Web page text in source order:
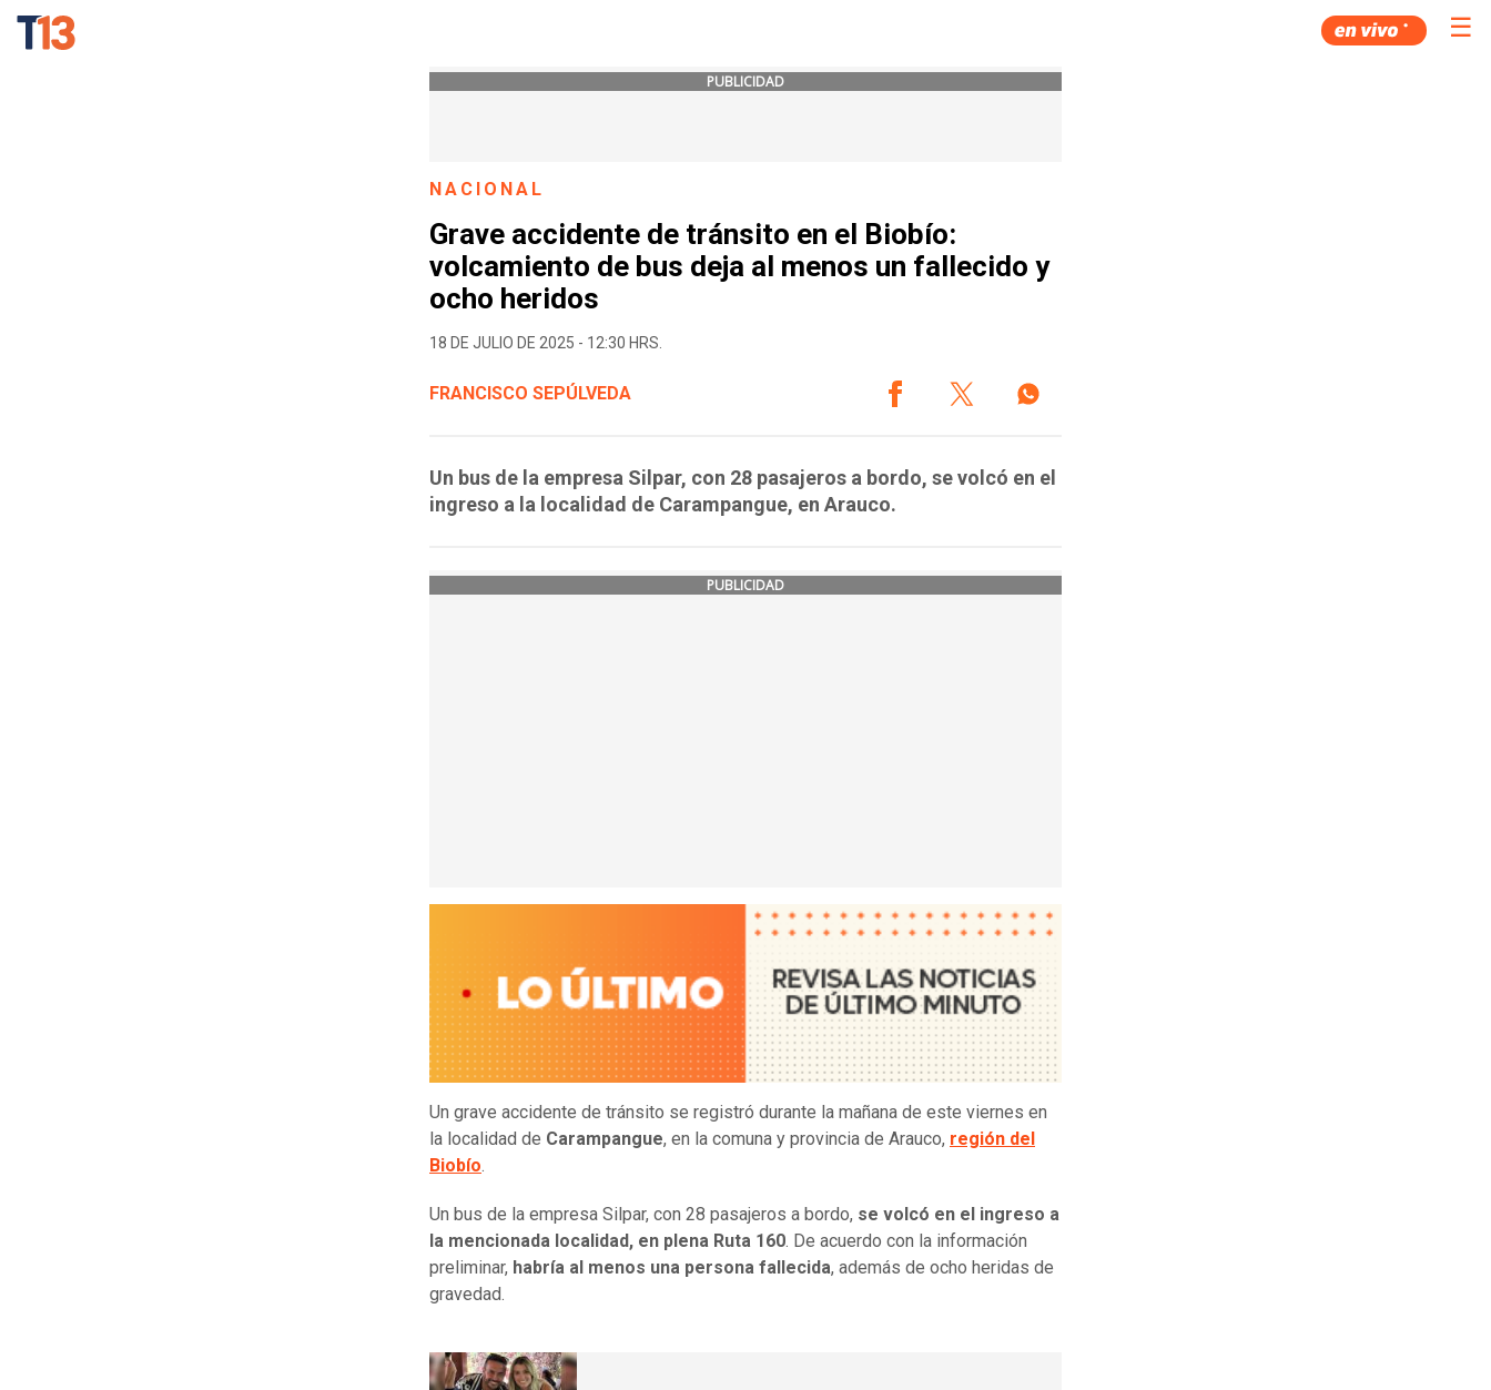
☰
PUBLICIDAD
NACIONAL
Grave accidente de tránsito en el Biobío:
volcamiento de bus deja al menos un fallecido y
ocho heridos
18 DE JULIO DE 2025 - 12:30 HRS.
FRANCISCO SEPÚLVEDA
Un bus de la empresa Silpar, con 28 pasajeros a bordo, se volcó en el
ingreso a la localidad de Carampangue, en Arauco.
PUBLICIDAD
Un grave accidente de tránsito se registró durante la mañana de este viernes en
la localidad de Carampangue, en la comuna y provincia de Arauco, región del
Biobío
Un bus de la empresa Silpar, con 28 pasajeros a bordo, se volcó en el ingreso a
la mencionada localidad, en plena Ruta 160 . De acuerdo con la información
preliminar, habría al menos una persona fallecida, además de ocho heridas de
gravedad.